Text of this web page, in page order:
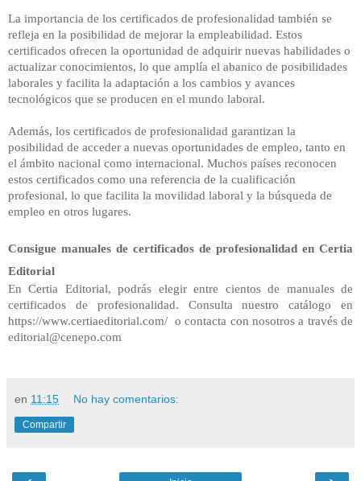
La importancia de los certificados de profesionalidad también se
refleja en la posibilidad de mejorar la empleabilidad. Estos
certificados ofrecen la oportunidad de adquirir nuevas habilidades o
actualizar conocimientos, lo que amplía el abanico de posibilidades
laborales y facilita la adaptación a los cambios y avances
tecnológicos que se producen en el mundo laboral.
Además, los certificados de profesionalidad garantizan la
posibilidad de acceder a nuevas oportunidades de empleo, tanto en
el ámbito nacional como internacional. Muchos países reconocen
estos certificados como una referencia de la cualificación
profesional, lo que facilita la movilidad laboral y la búsqueda de
empleo en otros lugares.
Consigue manuales de certificados de profesionalidad en Certia
Editorial
En Certia Editorial, podrás elegir entre cientos de manuales de
certificados de profesionalidad. Consulta nuestro catálogo en
https://www.certiaeditorial.com/ o contacta con nosotros a través de
editorial@cenepo.com
en 11:15 No hay comentarios:
Compartir